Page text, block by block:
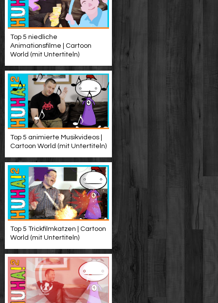
Top 5 niedliche
Animationsfilme | Cartoon
World (mit Untertiteln)
Top 5 animierte Musikvideos |
Cartoon World (mit Untertiteln)
Top 5 Trickfilmkatzen | Cartoon
World (mit Untertiteln)